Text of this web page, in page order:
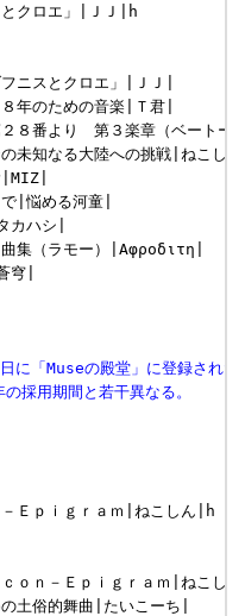
とクロエ」|ＪＪ|h
ニスとクロエ」|ＪＪ|
年のための音楽|Ｔ君|
８番より　第３楽章（ベート
未知なる大陸への挑戦|ねこし
|悩める河童|
カハシ|
集（ラモー）|Αφροδιτη|
穹|
「Museの殿堂」に登録された
採用期間と若干異なる。
Ｅｐｉｇｒａｍ|ねこしん|h
ｏｎ－Ｅｐｉｇｒａｍ|ねこし
土俗的舞曲|たいこーち|